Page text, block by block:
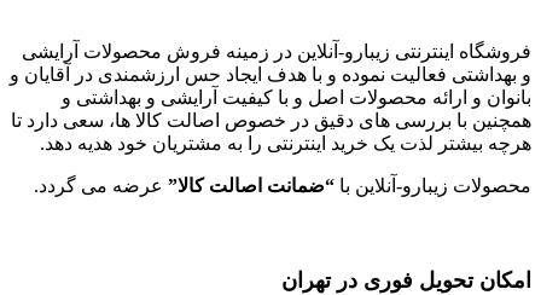
فروشگاه اینترنتی زیبارو-آنلاین در زمینه فروش محصولات آرایشی
و بهداشتی فعالیت نموده و با هدف ایجاد حس ارزشمندی در آقایان و
بانوان و ارائه محصولات اصل و با کیفیت آرایشی و بهداشتی و
همچنین با بررسی های دقیق در خصوص اصالت کالا ها، سعی دارد تا
هرچه بیشتر لذت یک خرید اینترنتی را به مشتریان خود هدیه دهد.
محصولات زیبارو-آنلاین با “ضمانت اصالت کالا” عرضه می گردد.
امکان تحویل فوری در تهران